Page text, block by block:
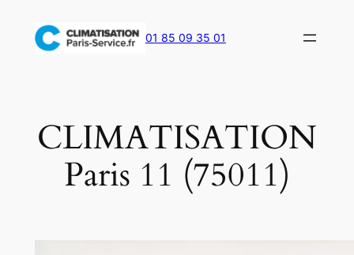
01 85 09 35 01
CLIMATISATION
Paris 11 (75011)